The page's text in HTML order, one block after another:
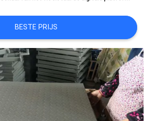
BESTE PRIJS